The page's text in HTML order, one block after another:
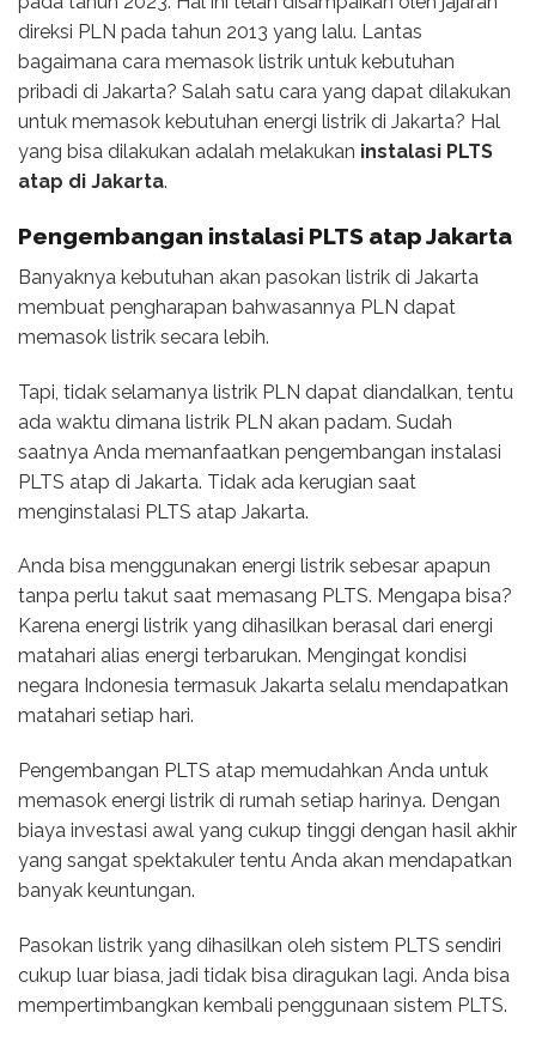
direksi PLN pada tahun 2013 yang lalu. Lantas
bagaimana cara memasok listrik untuk kebutuhan
pribadi di Jakarta? Salah satu cara yang dapat dilakukan
untuk memasok kebutuhan energi listrik di Jakarta? Hal
yang bisa dilakukan adalah melakukan instalasi PLTS
atap di Jakarta.
Pengembangan instalasi PLTS atap Jakarta
Banyaknya kebutuhan akan pasokan listrik di Jakarta
membuat pengharapan bahwasannya PLN dapat
memasok listrik secara lebih.
Tapi, tidak selamanya listrik PLN dapat diandalkan, tentu
ada waktu dimana listrik PLN akan padam. Sudah
saatnya Anda memanfaatkan pengembangan instalasi
PLTS atap di Jakarta. Tidak ada kerugian saat
menginstalasi PLTS atap Jakarta.
Anda bisa menggunakan energi listrik sebesar apapun
tanpa perlu takut saat memasang PLTS. Mengapa bisa?
Karena energi listrik yang dihasilkan berasal dari energi
matahari alias energi terbarukan. Mengingat kondisi
negara Indonesia termasuk Jakarta selalu mendapatkan
matahari setiap hari.
Pengembangan PLTS atap memudahkan Anda untuk
memasok energi listrik di rumah setiap harinya. Dengan
biaya investasi awal yang cukup tinggi dengan hasil akhir
yang sangat spektakuler tentu Anda akan mendapatkan
banyak keuntungan.
Pasokan listrik yang dihasilkan oleh sistem PLTS sendiri
cukup luar biasa, jadi tidak bisa diragukan lagi. Anda bisa
mempertimbangkan kembali penggunaan sistem PLTS.